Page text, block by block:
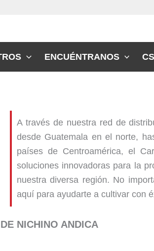
ENCUÉNTRANOS
A través de nuestra red de
desde Guatemala en el norte,
países de Centroamérica, el
soluciones innovadoras para la
nuestra diversa región. No
aquí para ayudarte a cultivar con
NICHINO ANDICA